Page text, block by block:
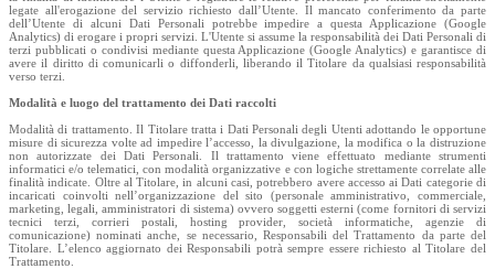
legate all'erogazione del servizio richiesto dall’Utente. Il mancato conferimento da parte
dell’Utente di alcuni Dati Personali potrebbe impedire a questa Applicazione (Google
Analytics) di erogare i propri servizi. L'Utente si assume la responsabilità dei Dati Personali di
terzi pubblicati o condivisi mediante questa Applicazione (Google Analytics) e garantisce di
avere il diritto di comunicarli o diffonderli, liberando il Titolare da qualsiasi responsabilità
verso terzi.
Modalità e luogo del trattamento dei Dati raccolti
Modalità di trattamento. Il Titolare tratta i Dati Personali degli Utenti adottando le opportune
misure di sicurezza volte ad impedire l’accesso, la divulgazione, la modifica o la distruzione
non autorizzate dei Dati Personali. Il trattamento viene effettuato mediante strumenti
informatici e/o telematici, con modalità organizzative e con logiche strettamente correlate alle
finalità indicate. Oltre al Titolare, in alcuni casi, potrebbero avere accesso ai Dati categorie di
incaricati coinvolti nell’organizzazione del sito (personale amministrativo, commerciale,
marketing, legali, amministratori di sistema) ovvero soggetti esterni (come fornitori di servizi
tecnici terzi, corrieri postali, hosting provider, società informatiche, agenzie di
comunicazione) nominati anche, se necessario, Responsabili del Trattamento da parte del
Titolare. L’elenco aggiornato dei Responsabili potrà sempre essere richiesto al Titolare del
Trattamento.